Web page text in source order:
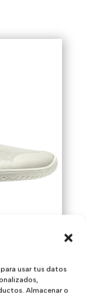
usar tus datos
Almacenar o